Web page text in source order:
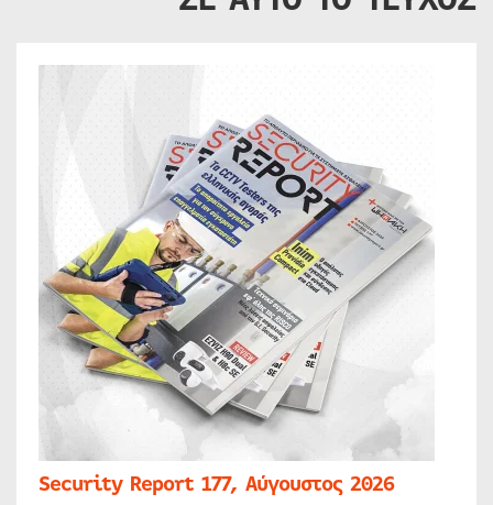
Security Report 177, Αύγουστος 2026